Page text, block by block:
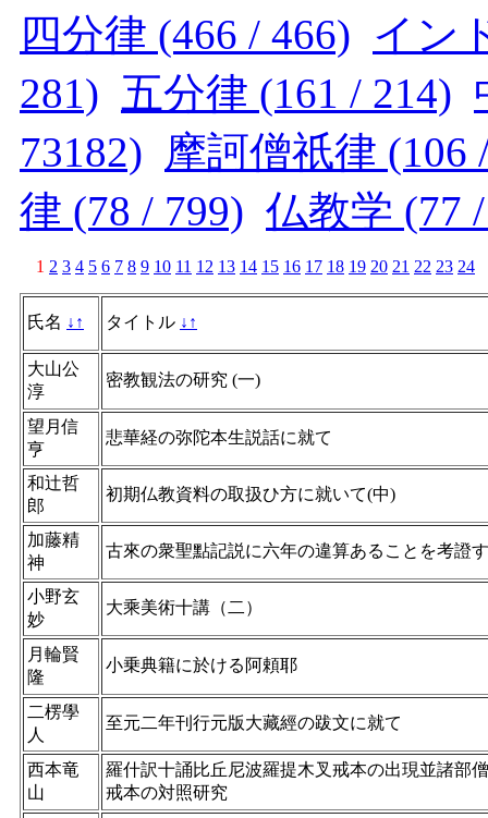
四分律 (466 / 466) イン
281) 五分律 (161 / 214)
73182) 摩訶僧祇律 (106
律 (78 / 799) 仏教学 (77
1 2 3 4 5 6 7 8 9 10 11 12 13 14 15 16 17 18 19 20 21 22 23 24
氏名 ↓ ↑ タイトル ↓ ↑
大山公
淳
密教観法の研究 (一)
望月信
亨
悲華経の弥陀本生説話に就て
和辻哲
郎
初期仏教資料の取扱ひ方に就いて(中)
加藤精
神
古來の衆聖點記説に六年の違算あることを考證す
小野玄
妙
大乘美術󠄁十講（二）
月輪賢
隆
小乗典籍に於ける阿頼耶
二楞學
人
至元二年刊行元版大藏經の跋文に就て
西本竜
山
羅什訳十誦比丘尼波羅提木叉戒本の出現並諸部
戒本の対照研究